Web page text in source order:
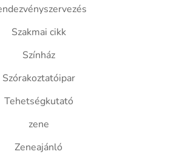
Szakmai cikk
Színház
Szórakoztatóipar
Tehetségkutató
zene
Zeneajánló